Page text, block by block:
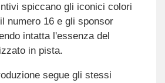
spiccano gli iconici colori
numero 16 e gli sponsor
intatta l'essenza del
in pista.
segue gli stessi